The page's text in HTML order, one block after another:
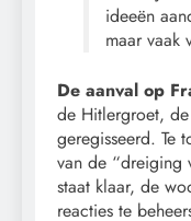
ideeën
maar vaak
De aanval op
de Hitlergroet,
geregisseerd. Te
van de “dreiging
staat klaar, de
reacties te